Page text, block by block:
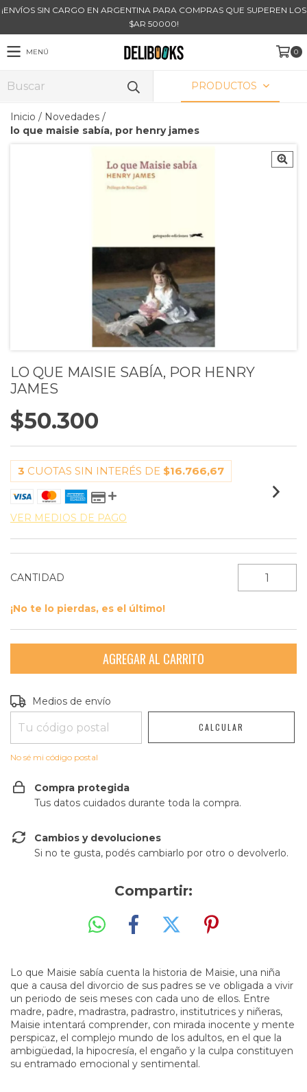
¡ENVÍOS SIN CARGO EN ARGENTINA PARA COMPRAS QUE SUPEREN LOS
$AR 50000!
MENÚ 0
PRODUCTOS
Inicio / Novedades /
lo que maisie sabía, por henry james
LO QUE MAISIE SABÍA, POR HENRY
JAMES
$50.300
3 CUOTAS SIN INTERÉS DE $16.766,67
VER MEDIOS DE PAGO
CANTIDAD
¡No te lo pierdas, es el último!
Entregas para el CP:
Medios de envío
CALCULAR
No sé mi código postal
Compra protegida
Tus datos cuidados durante toda la compra.
Cambios y devoluciones
Si no te gusta, podés cambiarlo por otro o devolverlo.
Compartir:
Lo que Maisie sabía cuenta la historia de Maisie, una niña
que a causa del divorcio de sus padres se ve obligada a vivir
un periodo de seis meses con cada uno de ellos. Entre
madre, padre, madrastra, padrastro, institutrices y niñeras,
Maisie intentará comprender, con mirada inocente y mente
perspicaz, el complejo mundo de los adultos, en el que la
ambigüedad, la hipocresía, el engaño y la culpa constituyen
su entramado emocional y sentimental.